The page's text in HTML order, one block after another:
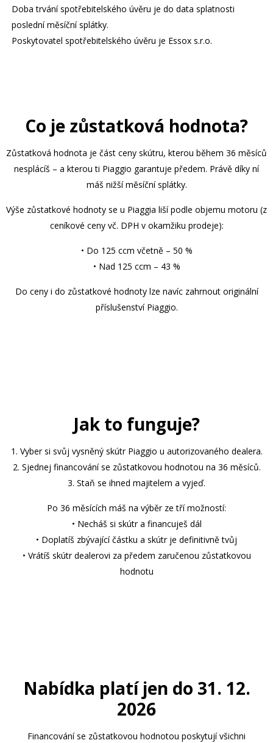
Doba trvání spotřebitelského úvěru je do data splatnosti
poslední měsíční splátky.
Poskytovatel spotřebitelského úvěru je Essox s.r.o.
Co je zůstatková hodnota?
Zůstatková hodnota je část ceny skútru, kterou během 36 měsíců
nesplácíš – a kterou ti Piaggio garantuje předem. Právě díky ní
máš nižší měsíční splátky.
Výše zůstatkové hodnoty se u Piaggia liší podle objemu motoru (z
ceníkové ceny vč. DPH v okamžiku prodeje):
• Do 125 ccm včetně – 50 %
• Nad 125 ccm – 43 %
Do ceny i do zůstatkové hodnoty lze navíc zahrnout originální
příslušenství Piaggio.
Jak to funguje?
1. Vyber si svůj vysněný skútr Piaggio u autorizovaného dealera.
2. Sjednej financování se zůstatkovou hodnotou na 36 měsíců.
3. Staň se ihned majitelem a vyjeď.
Po 36 měsících máš na výběr ze tří možností:
• Necháš si skútr a financuješ dál
• Doplatíš zbývající částku a skútr je definitivně tvůj
• Vrátíš skútr dealerovi za předem zaručenou zůstatkovou
hodnotu
Nabídka platí jen do 31. 12.
2026
Financování se zůstatkovou hodnotou poskytují všichni